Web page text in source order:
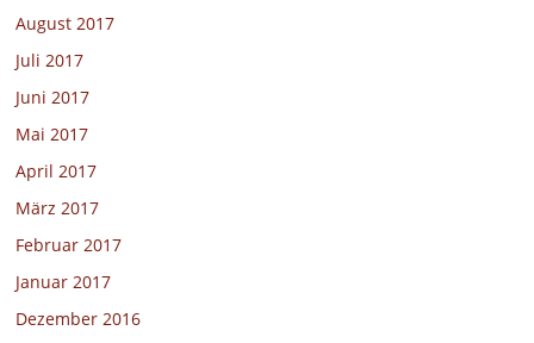
August 2017
Juli 2017
Juni 2017
Mai 2017
April 2017
März 2017
Februar 2017
Januar 2017
Dezember 2016